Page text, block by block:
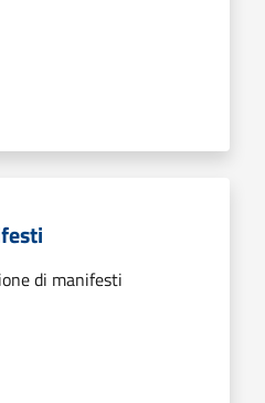
di manifesti